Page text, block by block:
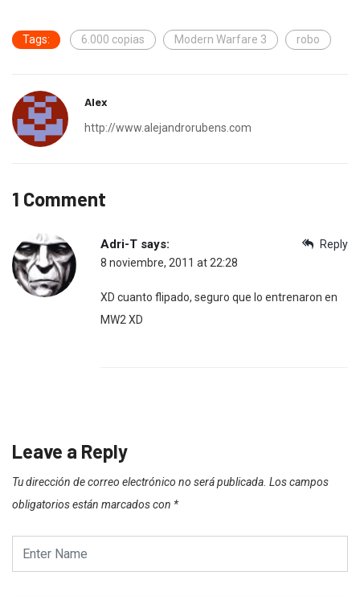
Tags: 6.000 copias Modern Warfare 3 robo
Alex
http://www.alejandrorubens.com
1 Comment
Reply
Adri-T says:
8 noviembre, 2011 at 22:28
XD cuanto flipado, seguro que lo entrenaron en
MW2 XD
Leave a Reply
Tu dirección de correo electrónico no será publicada. Los campos
obligatorios están marcados con *